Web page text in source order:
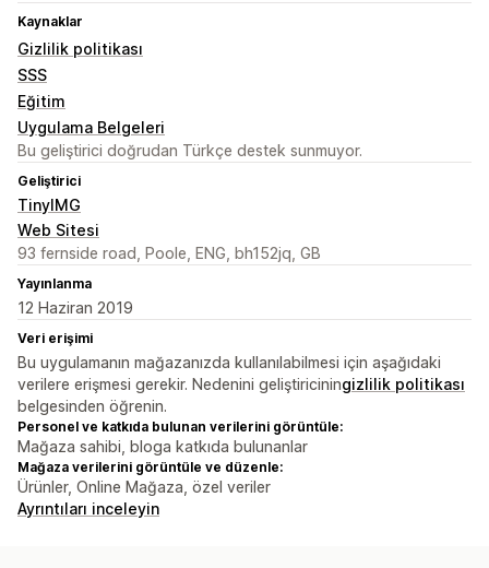
Kaynaklar
Gizlilik politikası
SSS
Eğitim
Uygulama Belgeleri
Bu geliştirici doğrudan Türkçe destek sunmuyor.
Geliştirici
TinyIMG
Web Sitesi
93 fernside road, Poole, ENG, bh152jq, GB
Yayınlanma
12 Haziran 2019
Veri erişimi
Bu uygulamanın mağazanızda kullanılabilmesi için aşağıdaki
verilere erişmesi gerekir. Nedenini geliştiriciningizlilik politikası
belgesinden öğrenin.
Personel ve katkıda bulunan verilerini görüntüle:
Mağaza sahibi, bloga katkıda bulunanlar
Mağaza verilerini görüntüle ve düzenle:
Ürünler, Online Mağaza, özel veriler
Ayrıntıları inceleyin